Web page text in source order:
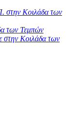
στην Κοιλάδα των
των Τεμπών
στην Κοιλάδα των